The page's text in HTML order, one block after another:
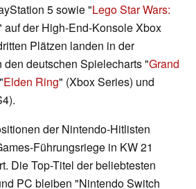
5 sowie "Lego Star Wars:
auf der High-End-Konsole Xbox
Plätzen landen in der
deutschen Spielecharts "Grand
Elden Ring" (Xbox Series) und
der Nintendo-Hitlisten
Führungsriege in KW 21
Die Top-Titel der beliebtesten
PC bleiben "Nintendo Switch